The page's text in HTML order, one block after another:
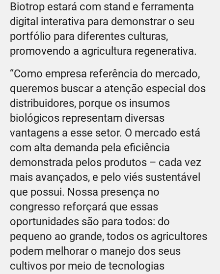
Biotrop estará com stand e ferramenta
digital interativa para demonstrar o seu
portfólio para diferentes culturas,
promovendo a agricultura regenerativa.
“Como empresa referência do mercado,
queremos buscar a atenção especial dos
distribuidores, porque os insumos
biológicos representam diversas
vantagens a esse setor. O mercado está
com alta demanda pela eficiência
demonstrada pelos produtos – cada vez
mais avançados, e pelo viés sustentável
que possui. Nossa presença no
congresso reforçará que essas
oportunidades são para todos: do
pequeno ao grande, todos os agricultores
podem melhorar o manejo dos seus
cultivos por meio de tecnologias